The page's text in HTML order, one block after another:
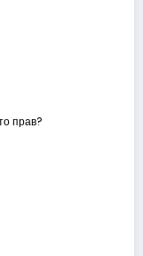
прав?